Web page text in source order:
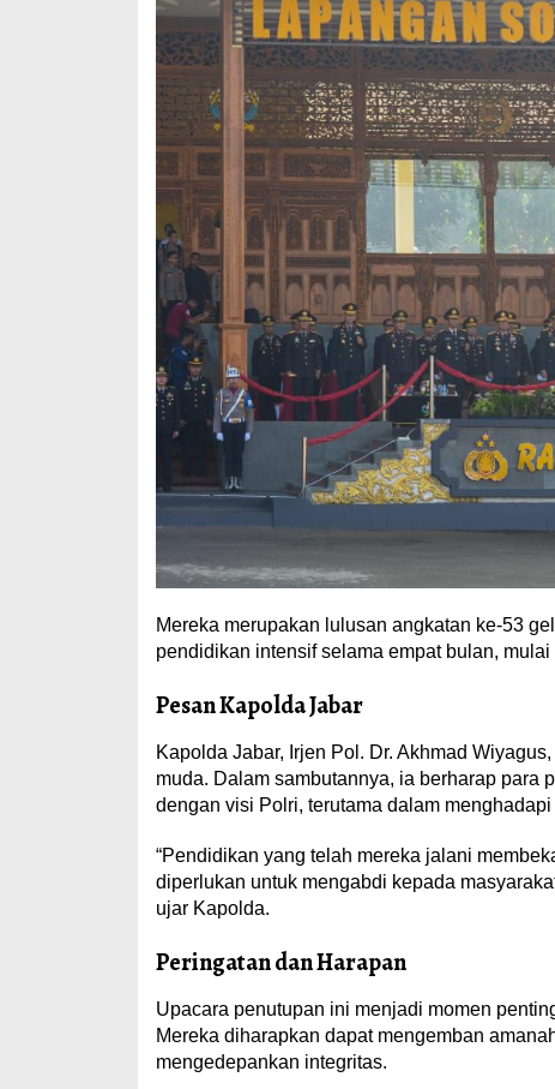
Mereka merupakan lulusan angkatan ke-53
pendidikan intensif selama empat bulan,
Pesan Kapolda Jabar
Kapolda Jabar, Irjen Pol. Dr. Akhmad
muda. Dalam sambutannya, ia berharap para
dengan visi Polri, terutama dalam
“Pendidikan yang telah mereka jalani
diperlukan untuk mengabdi kepada
ujar Kapolda.
Peringatan dan Harapan
Upacara penutupan ini menjadi momen
Mereka diharapkan dapat mengemban
mengedepankan integritas.